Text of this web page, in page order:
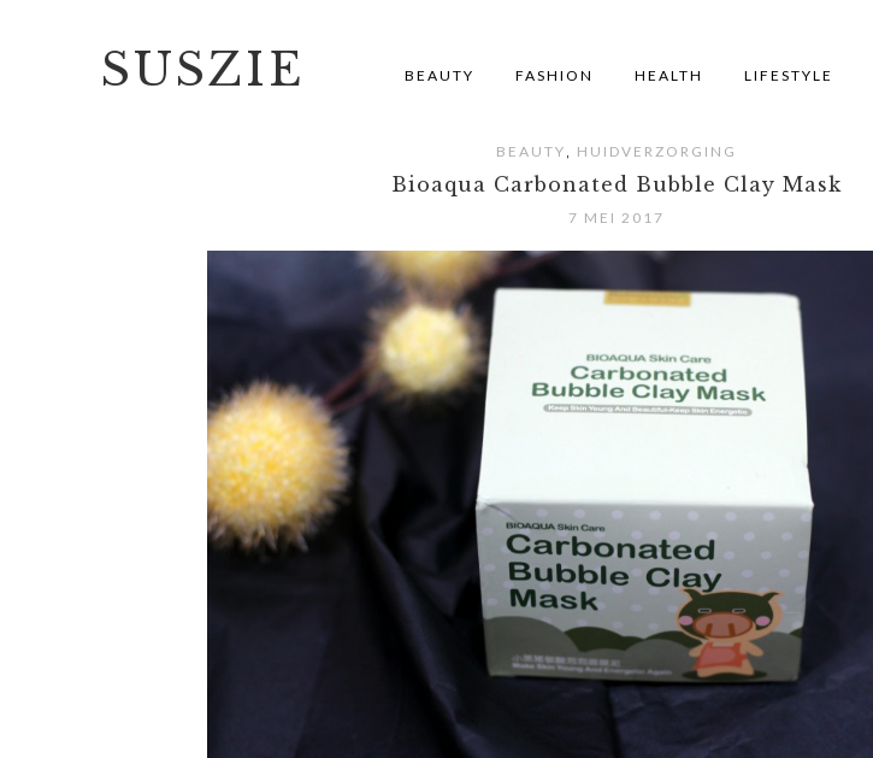
SUSZIE BEAUTY FASHION HEALTH LIFESTYLE
BEAUTY , HUIDVERZORGING
Bioaqua Carbonated Bubble Clay Mask
7 MEI 2017